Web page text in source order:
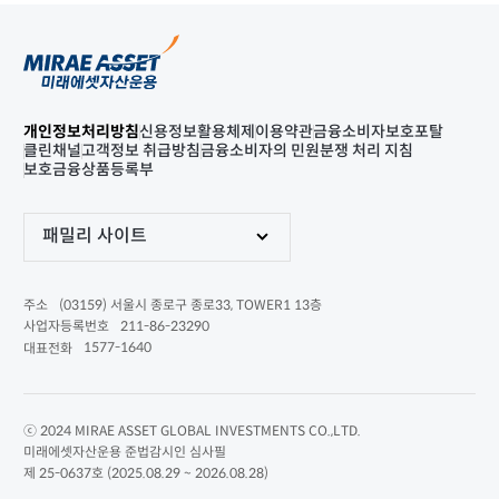
개인정보처리방침신용정보활용체제 이용약관금융소비자보호포탈
클린채널고객정보 취급방침금융소비자의 민원분쟁 처리 지침
보호금융상품등록부
패밀리 사이트
주소
(03159) 서울시 종로구 종로33, TOWER1 13층
사업자등록번호
211-86-23290
대표전화
1577-1640
ⓒ 2024 MIRAE ASSET GLOBAL INVESTMENTS CO.,LTD.
미래에셋자산운용 준법감시인 심사필
제 25-0637호 (2025.08.29 ~ 2026.08.28)